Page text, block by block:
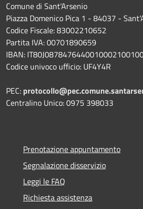
Comune di Sant'Arsenio
Piazza Domenico Pica 1 - 84037 -
Codice Fiscale: 83002210652
Partita IVA: 00701890659
IBAN:
Codice univoco ufficio: UF4Y4R
PEC:
Centralino Unico: 0975 398033
Prenotazione appuntamento
Segnalazione disservizio
Leggi le FAQ
Richiesta assistenza